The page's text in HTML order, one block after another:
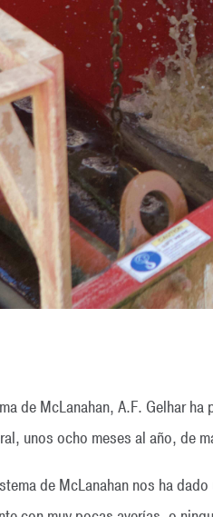
de McLanahan, A.F. Gelhar
unos ocho meses al año, de
de McLanahan nos ha